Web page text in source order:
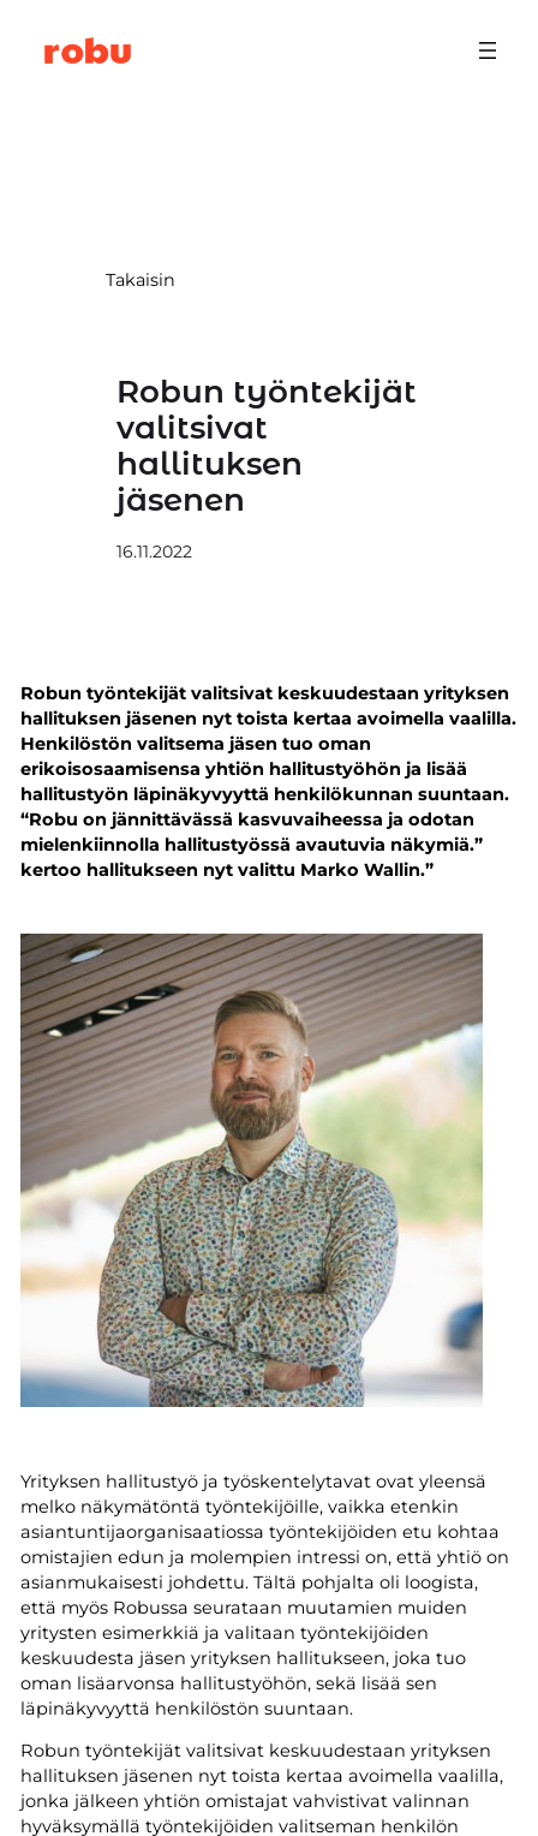
sisältöön
Takaisin
Robun työntekijät
valitsivat
hallituksen
jäsenen
16.11.2022
Robun työntekijät valitsivat keskuudestaan yrityksen
hallituksen jäsenen nyt toista kertaa avoimella vaalilla.
Henkilöstön valitsema jäsen tuo oman
erikoisosaamisensa yhtiön hallitustyöhön ja lisää
hallitustyön läpinäkyvyyttä henkilökunnan suuntaan.
“Robu on jännittävässä kasvuvaiheessa ja odotan
mielenkiinnolla hallitustyössä avautuvia näkymiä.”
kertoo hallitukseen nyt valittu Marko Wallin.”
Yrityksen hallitustyö ja työskentelytavat ovat yleensä
melko näkymätöntä työntekijöille, vaikka etenkin
asiantuntijaorganisaatiossa työntekijöiden etu kohtaa
omistajien edun ja molempien intressi on, että yhtiö on
asianmukaisesti johdettu. Tältä pohjalta oli loogista,
että myös Robussa seurataan muutamien muiden
yritysten esimerkkiä ja valitaan työntekijöiden
keskuudesta jäsen yrityksen hallitukseen, joka tuo
oman lisäarvonsa hallitustyöhön, sekä lisää sen
läpinäkyvyyttä henkilöstön suuntaan.
Robun työntekijät valitsivat keskuudestaan yrityksen
hallituksen jäsenen nyt toista kertaa avoimella vaalilla,
jonka jälkeen yhtiön omistajat vahvistivat valinnan
hyväksymällä työntekijöiden valitseman henkilön